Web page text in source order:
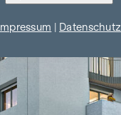
Impressum Datenschutz